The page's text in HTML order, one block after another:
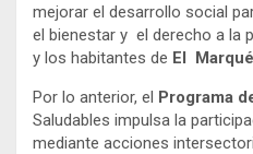
mejorar el desarrollo social
el bienestar y el derecho a la
y los habitantes de El
Por lo anterior, el Programa
Saludables impulsa la
mediante acciones